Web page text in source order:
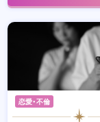
恋愛・不倫